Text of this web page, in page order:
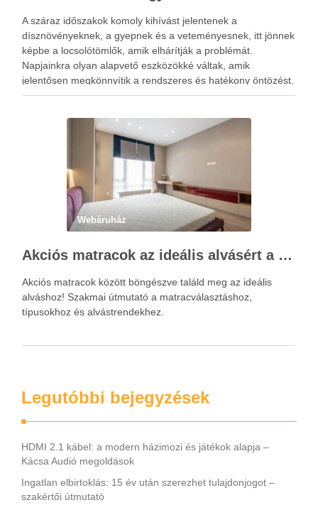
A száraz időszakok komoly kihívást jelentenek a
dísznövényeknek, a gyepnek és a veteményesnek, itt jönnek
képbe a locsolótömlők, amik elhárítják a problémát.
Napjainkra olyan alapvető eszközökké váltak, amik
jelentősen megkönnyítik a rendszeres és hatékony öntözést.
A megfelelő vízellátás nemcsak a növények fejlődésére van
Webáruház
Akciós matracok az ideális alvásért a Netmatrac Webáruházban
Akciós matracok között böngészve találd meg az ideális
alváshoz! Szakmai útmutató a matracválasztáshoz,
típusokhoz és alvástrendekhez.
Legutóbbi bejegyzések
HDMI 2.1 kábel: a modern házimozi és játékok alapja –
Kácsa Audió megoldások
Ingatlan elbirtoklás: 15 év után szerezhet tulajdonjogot –
szakértői útmutató